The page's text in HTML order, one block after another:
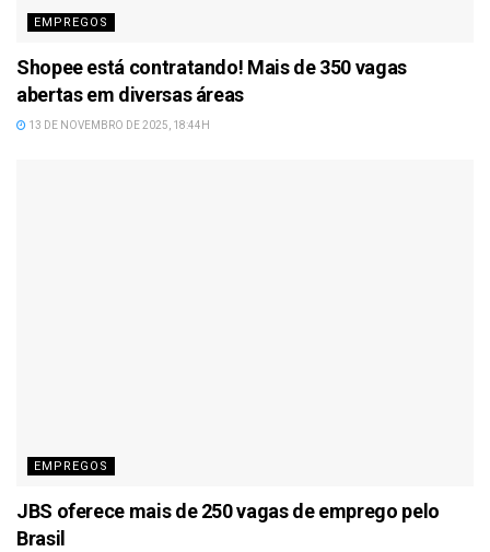
EMPREGOS
Shopee está contratando! Mais de 350 vagas
abertas em diversas áreas
13 DE NOVEMBRO DE 2025, 18:44H
EMPREGOS
JBS oferece mais de 250 vagas de emprego pelo
Brasil